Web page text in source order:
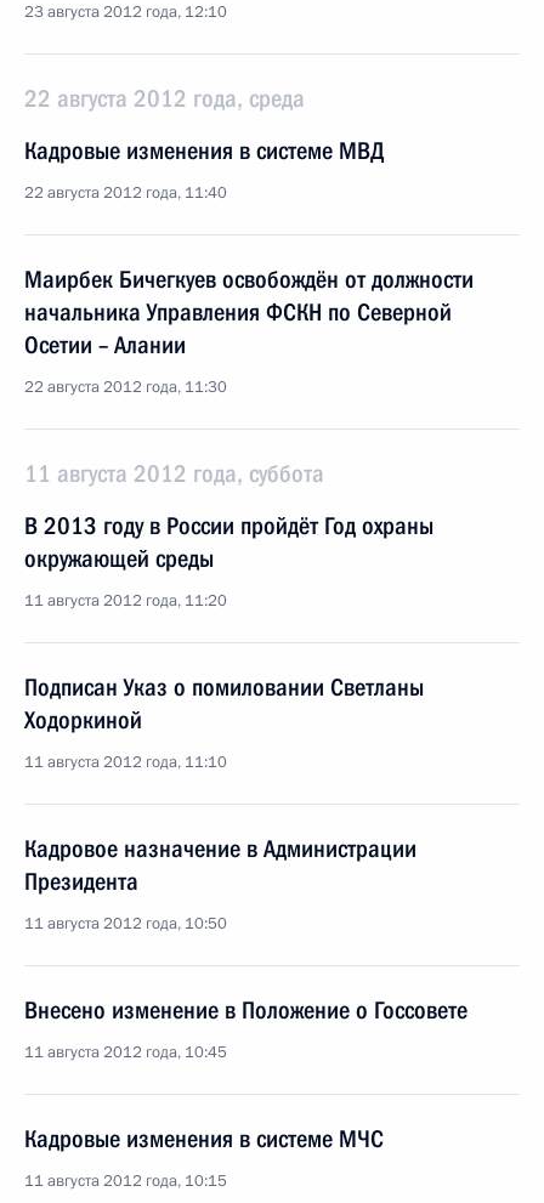
23 августа 2012 года, 12:10
22 августа 2012 года, среда
Кадровые изменения в системе МВД
22 августа 2012 года, 11:40
Маирбек Бичегкуев освобождён от должности
начальника Управления ФСКН по Северной
Осетии – Алании
22 августа 2012 года, 11:30
11 августа 2012 года, суббота
В 2013 году в России пройдёт Год охраны
окружающей среды
11 августа 2012 года, 11:20
Подписан Указ о помиловании Светланы
Ходоркиной
11 августа 2012 года, 11:10
Кадровое назначение в Администрации
Президента
11 августа 2012 года, 10:50
Внесено изменение в Положение о Госсовете
11 августа 2012 года, 10:45
Кадровые изменения в системе МЧС
11 августа 2012 года, 10:15